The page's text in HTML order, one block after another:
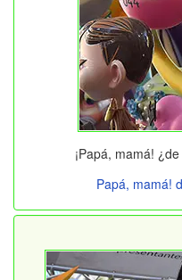
¡Papá, mamá!
Papá, mamá!